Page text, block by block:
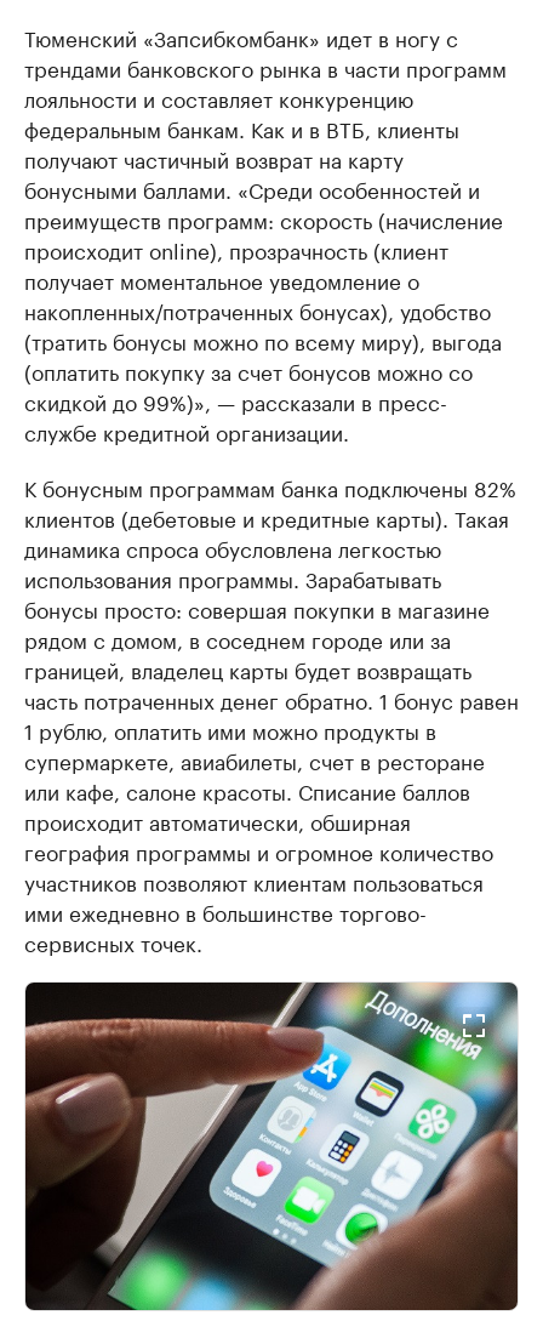
Тюменский «Запсибкомбанк» идет в ногу с
трендами банковского рынка в части программ
лояльности и составляет конкуренцию
федеральным банкам. Как и в ВТБ, клиенты
получают частичный возврат на карту
бонусными баллами. «Среди особенностей и
преимуществ программ: скорость (начисление
происходит online), прозрачность (клиент
получает моментальное уведомление о
накопленных/потраченных бонусах), удобство
(тратить бонусы можно по всему миру), выгода
(оплатить покупку за счет бонусов можно со
скидкой до 99%)», — рассказали в пресс-
службе кредитной организации.
К бонусным программам банка подключены 82%
клиентов (дебетовые и кредитные карты). Такая
динамика спроса обусловлена легкостью
использования программы. Зарабатывать
бонусы просто: совершая покупки в магазине
рядом с домом, в соседнем городе или за
границей, владелец карты будет возвращать
часть потраченных денег обратно. 1 бонус равен
1 рублю, оплатить ими можно продукты в
супермаркете, авиабилеты, счет в ресторане
или кафе, салоне красоты. Списание баллов
происходит автоматически, обширная
география программы и огромное количество
участников позволяют клиентам пользоваться
ими ежедневно в большинстве торгово-
сервисных точек.